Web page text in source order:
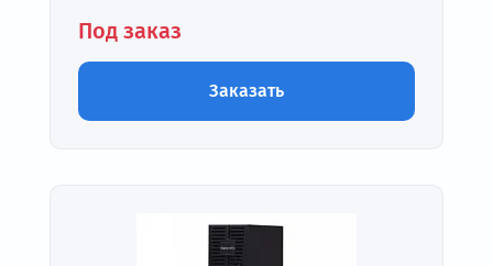
Под заказ
Заказать